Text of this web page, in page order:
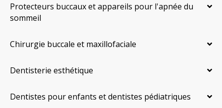
Protecteurs buccaux et appareils pour l'apnée du
sommeil
Chirurgie buccale et maxillofaciale
Dentisterie esthétique
Dentistes pour enfants et dentistes pédiatriques